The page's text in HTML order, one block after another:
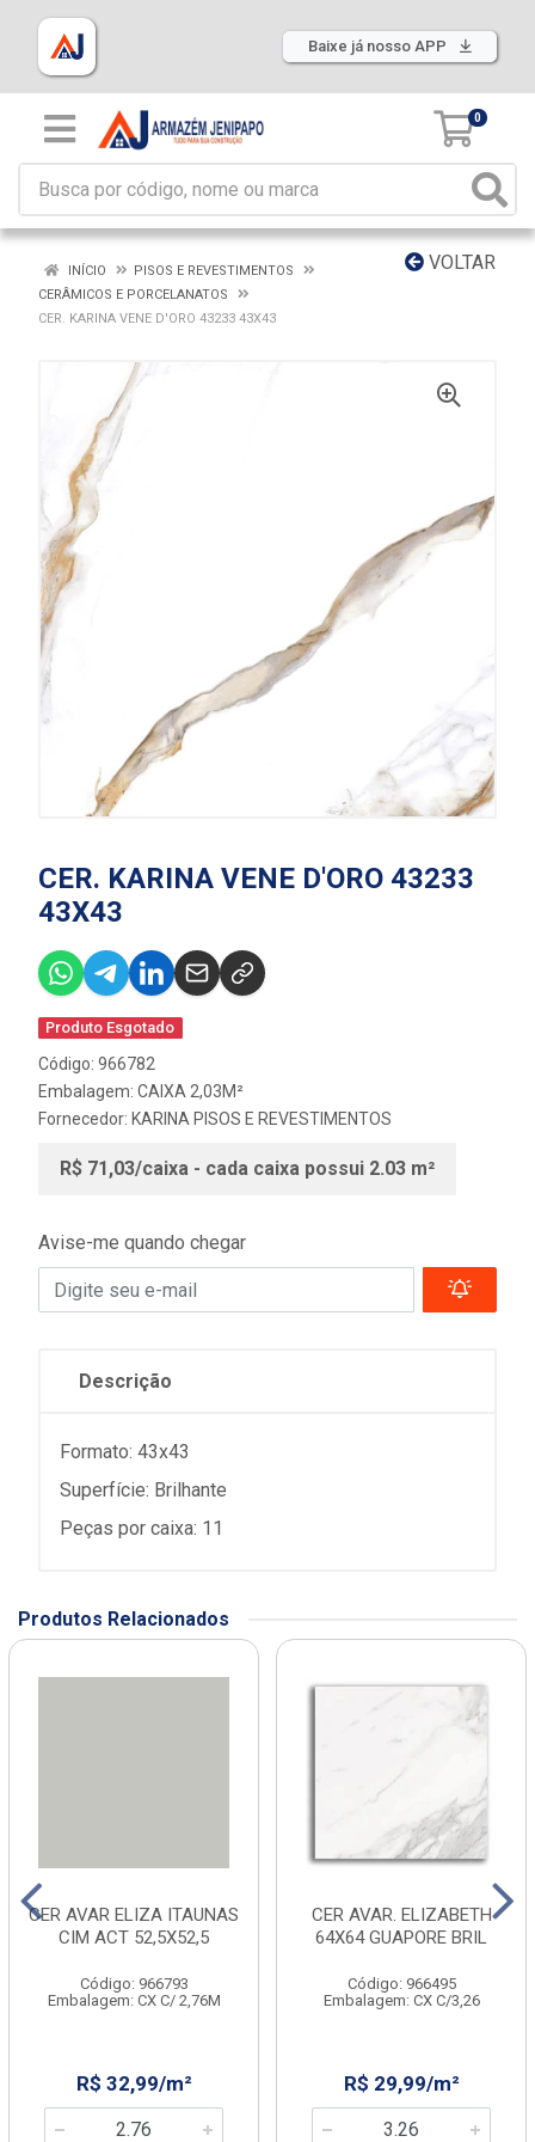
Baixe já nosso APP
0
VOLTAR
INÍCIO
PISOS E REVESTIMENTOS
CERÂMICOS E PORCELANATOS
CER. KARINA VENE D'ORO 43233 43X43
CER. KARINA VENE D'ORO 43233
43X43
Produto Esgotado
Código: 966782
Embalagem: CAIXA 2,03M²
Fornecedor: KARINA PISOS E REVESTIMENTOS
R$ 71,03/caixa - cada caixa possui 2.03 m²
Avise-me quando chegar
Descrição
Formato: 43x43
Superfície: Brilhante
Peças por caixa: 11
Produtos Relacionados
CER AVAR ELIZA ITAUNAS
CIM ACT 52,5X52,5
Código: 966793
Embalagem: CX C/ 2,76M
R$ 32,99/m²
CER AVAR. ELIZABETH
64X64 GUAPORE BRIL
Código: 966495
Embalagem: CX C/3,26
R$ 29,99/m²